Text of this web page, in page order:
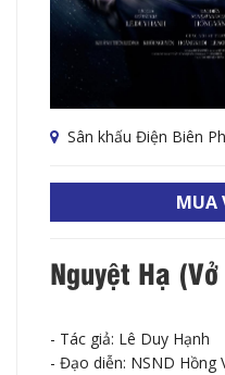
Sân khấu Điện Biên
MUA
Nguyệt Hạ
- Tác giả: Lê Duy Hạnh
- Đạo diễn: NSND Hồng